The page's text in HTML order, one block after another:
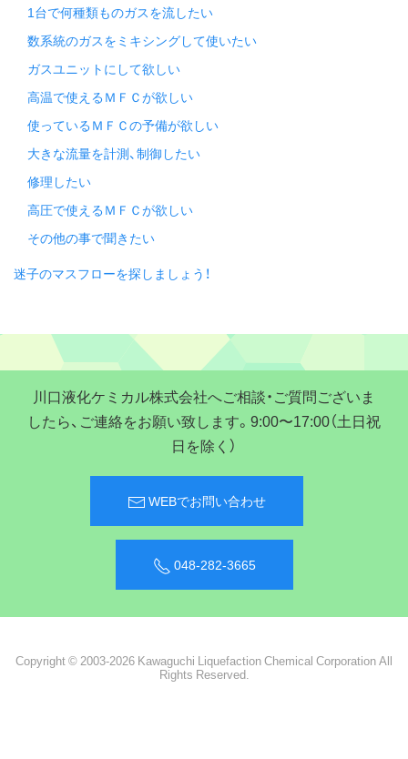
1台で何種類ものガスを流したい
数系統のガスをミキシングして使いたい
ガスユニットにして欲しい
高温で使えるＭＦＣが欲しい
使っているＭＦＣの予備が欲しい
大きな流量を計測、制御したい
修理したい
高圧で使えるＭＦＣが欲しい
その他の事で聞きたい
迷子のマスフローを探しましょう！
川口液化ケミカル株式会社へご相談・ご質問ございま
したら、ご連絡をお願い致します。9:00〜17:00（土日祝
日を除く）
WEBでお問い合わせ
048-282-3665
Copyright © 2003-2026 Kawaguchi Liquefaction Chemical Corporation All
Rights Reserved.